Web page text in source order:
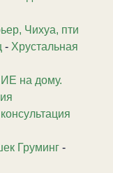
Чихуа, пти
- Хрустальная
на дому.
Груминг -